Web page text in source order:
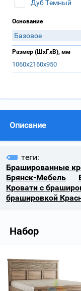
Дуб Темный
Основание
Размер (ШхГхВ), мм
1060х2160х950
Описание
теги:
Брашированные
Брянск-Мебель
Кровати с
брашировкой
Набор